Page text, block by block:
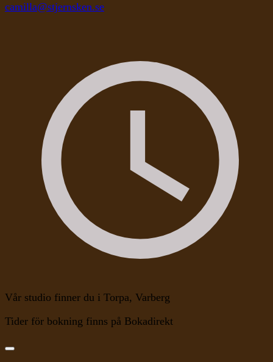
camilla@stjernsken.se
Vår studio finner du i Torpa, Varberg
Tider för bokning finns på Bokadirekt